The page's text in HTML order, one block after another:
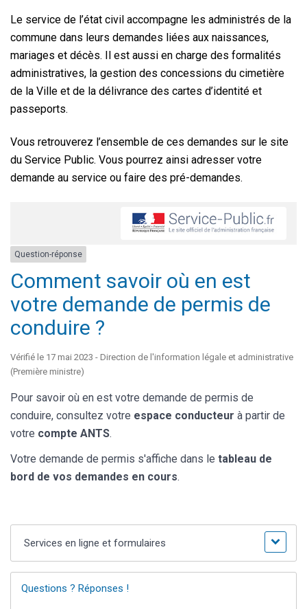
Le service de l’état civil accompagne les administrés de la
commune dans leurs demandes liées aux naissances,
mariages et décès. Il est aussi en charge des formalités
administratives, la gestion des concessions du cimetière
de la Ville et de la délivrance des cartes d’identité et
passeports.
Vous retrouverez l’ensemble de ces demandes sur le site
du Service Public. Vous pourrez ainsi adresser votre
demande au service ou faire des pré-demandes.
Question-réponse
Comment savoir où en est
votre demande de permis de
conduire ?
Vérifié le 17 mai 2023 - Direction de l'information légale et administrative
(Première ministre)
Pour savoir où en est votre demande de permis de
conduire, consultez votre espace conducteur à partir de
votre compte ANTS.
Votre demande de permis s'affiche dans le tableau de
bord de vos demandes en cours.
Services en ligne et formulaires
Questions ? Réponses !